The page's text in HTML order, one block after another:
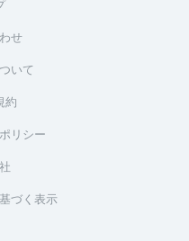
せ
いて
約
リシー
づく表示